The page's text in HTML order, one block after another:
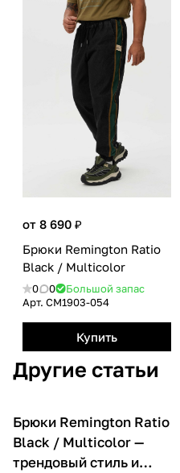
от 8 690 ₽
Брюки Remington Ratio
Black / Multicolor
0 0
Большой запас
Арт. CM1903-054
Купить
Другие статьи
О товарах
Брюки Remington Ratio
Black / Multicolor —
трендовый стиль и